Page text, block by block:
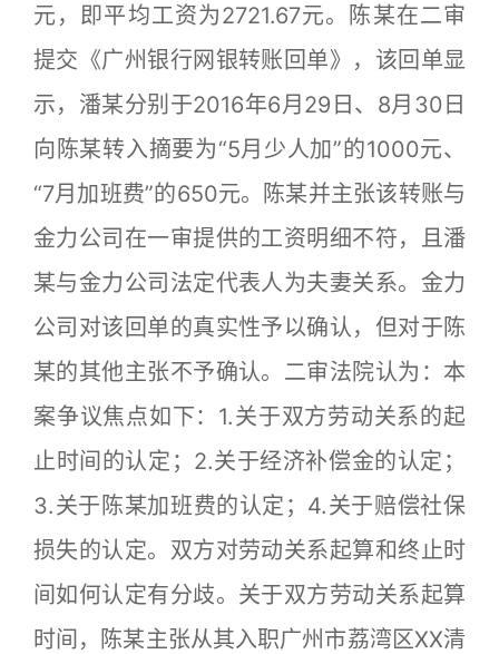
元，即平均工资为2721.67元。陈某在二审
提交《广州银行网银转账回单》，该回单显
示，潘某分别于2016年6月29日、8月30日
向陈某转入摘要为“5月少人加”的1000元、
“7月加班费”的650元。陈某并主张该转账与
金力公司在一审提供的工资明细不符，且潘
某与金力公司法定代表人为夫妻关系。金力
公司对该回单的真实性予以确认，但对于陈
某的其他主张不予确认。二审法院认为：本
案争议焦点如下：1.关于双方劳动关系的起
止时间的认定；2.关于经济补偿金的认定；
3.关于陈某加班费的认定；4.关于赔偿社保
损失的认定。双方对劳动关系起算和终止时
间如何认定有分歧。关于双方劳动关系起算
时间，陈某主张从其入职广州市荔湾区XX清